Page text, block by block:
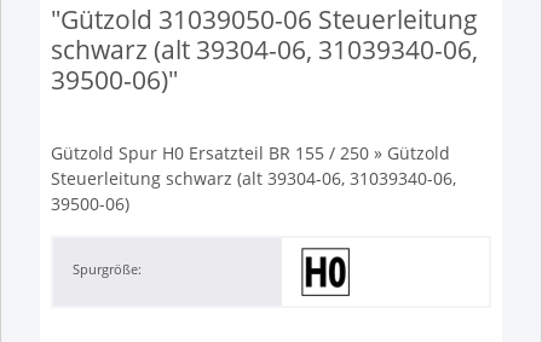
"Gützold 31039050-06 Steuerleitung
schwarz (alt 39304-06, 31039340-06,
39500-06)"
Gützold Spur H0 Ersatzteil BR 155 / 250 » Gützold
Steuerleitung schwarz (alt 39304-06, 31039340-06,
39500-06)
Spurgröße: